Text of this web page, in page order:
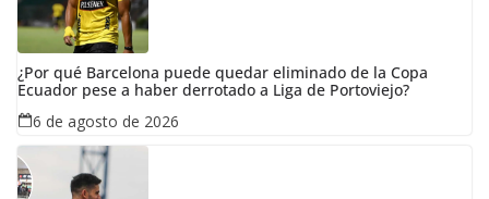
¿Por qué Barcelona puede quedar eliminado de la Copa
Ecuador pese a haber derrotado a Liga de Portoviejo?
6 de agosto de 2026